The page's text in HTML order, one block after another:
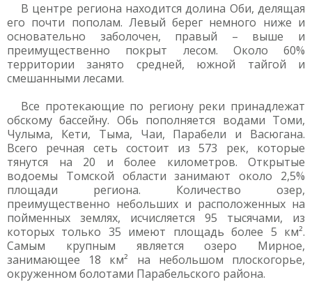
В центре региона находится долина Оби, делящая
его почти пополам. Левый берег немного ниже и
основательно заболочен, правый – выше и
преимущественно покрыт лесом. Около 60%
территории занято средней, южной тайгой и
смешанными лесами.
Все протекающие по региону реки принадлежат
обскому бассейну. Обь пополняется водами Томи,
Чулыма, Кети, Тыма, Чаи, Парабели и Васюгана.
Всего речная сеть состоит из 573 рек, которые
тянутся на 20 и более километров. Открытые
водоемы Томской области занимают около 2,5%
площади региона. Количество озер,
преимущественно небольших и расположенных на
пойменных землях, исчисляется 95 тысячами, из
которых только 35 имеют площадь более 5 км².
Самым крупным является озеро Мирное,
занимающее 18 км² на небольшом плоскогорье,
окруженном болотами Парабельского района.